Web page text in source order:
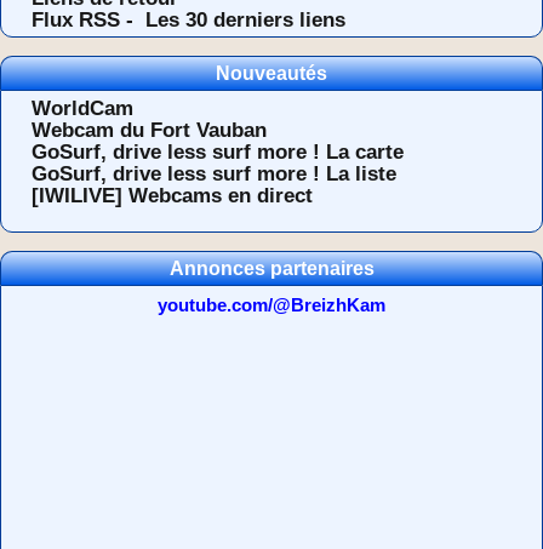
Flux RSS -
Les 30 derniers liens
Nouveautés
WorldCam
Webcam du Fort Vauban
GoSurf, drive less surf more ! La carte
GoSurf, drive less surf more ! La liste
[IWILIVE] Webcams en direct
Annonces partenaires
youtube.com/@BreizhKam